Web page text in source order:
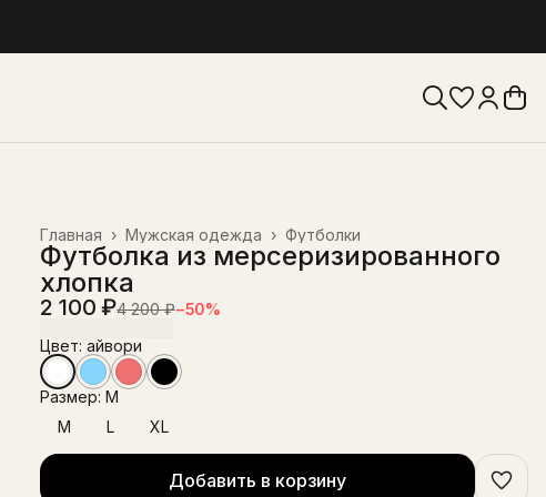
Футболки
Мужская одежда ›
Главная ›
Футболка из мерсеризированного
хлопка
2 100 ₽4 200 ₽−50%
Цвет: айвори
Размер: M
M
L XL
Добавить в корзину